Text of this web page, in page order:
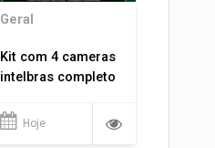
Geral
Kit com 4 cameras
intelbras completo
Hoje